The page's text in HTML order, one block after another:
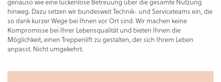
genauso wie eine lückenlose Betreuung über die gesamte Nutzung
hinweg. Dazu setzen wir bundesweit Technik- und Serviceteams ein, die
so dank kurzer Wege bei Ihnen vor Ort sind. Wir machen keine
Kompromisse bei Ihrer Lebensqualität und bieten Ihnen die
Möglichkeit, einen Treppenlift zu gestalten, der sich Ihrem Leben
anpasst. Nicht umgekehrt.